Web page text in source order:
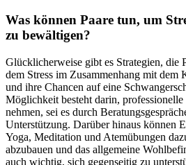
Was können Paare tun, um
zu bewältigen?
Glücklicherweise gibt es Strategien, die
dem Stress im Zusammenhang mit dem
und ihre Chancen auf eine
Möglichkeit besteht darin,
nehmen, sei es durch
Unterstützung. Darüber hinaus können
Yoga, Meditation und Atemübungen
abzubauen und das allgemeine
auch wichtig, sich gegenseitig zu